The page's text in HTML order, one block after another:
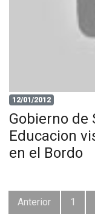
12/01/2012
Gobierno de
Educacion
en el Bordo
Anterior 1